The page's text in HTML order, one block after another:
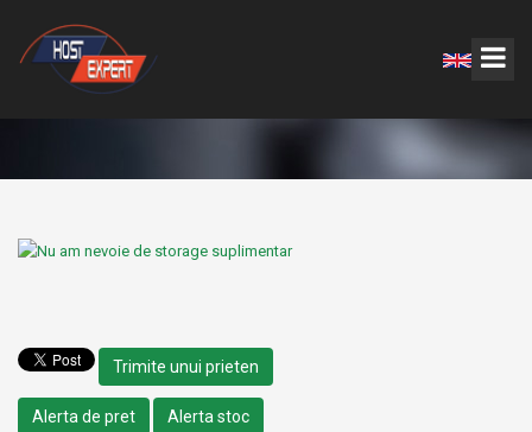
Trimite unui prieten
Alerta de pret Alerta stoc